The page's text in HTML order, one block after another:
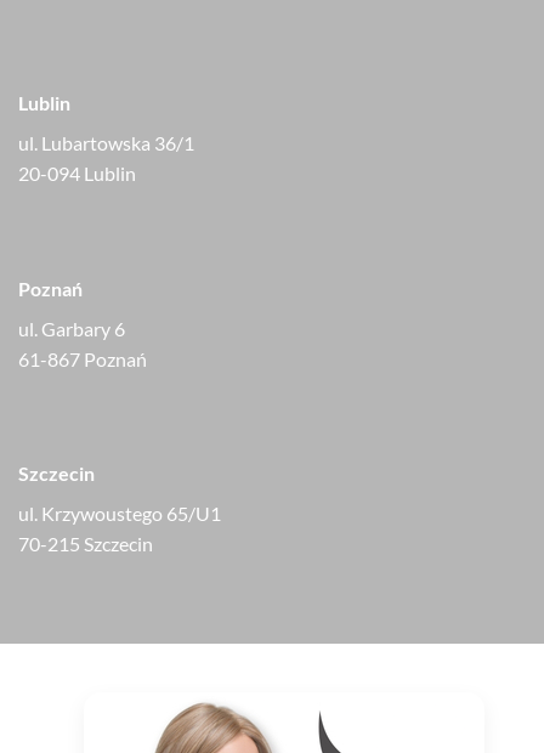
Lublin
ul. Lubartowska 36/1
20-094 Lublin
Poznań
ul. Garbary 6
61-867 Poznań
Szczecin
ul. Krzywoustego 65/U1
70-215 Szczecin